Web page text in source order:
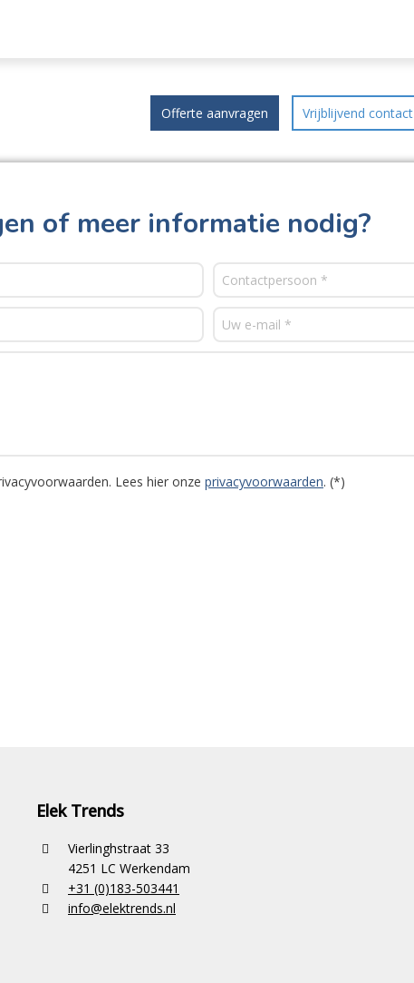
Offerte aanvragen Vrijblijvend contact
of meer informatie nodig?
Lees hier onze privacyvoorwaarden. (*)
Elek Trends
Vierlinghstraat 33
4251 LC Werkendam
+31 (0)183-503441
info@elektrends.nl